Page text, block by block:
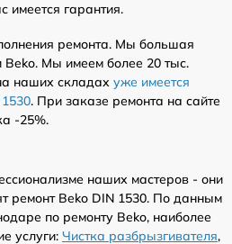
имеется гарантия.
ремонта. Мы большая
Beko. Мы имеем более 20 тыс.
наших складах уже имеется
. При заказе ремонта на сайте
-25%.
наших мастеров - они
ремонт Beko DIN 1530. По данным
по ремонту Beko, наиболее
услуги: Чистка разбрызгивателя,